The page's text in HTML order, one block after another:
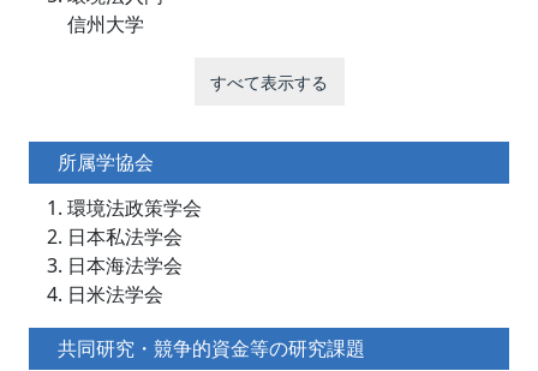
信州大学
すべて表示する
所属学協会
環境法政策学会
日本私法学会
日本海法学会
日米法学会
共同研究・競争的資金等の研究課題